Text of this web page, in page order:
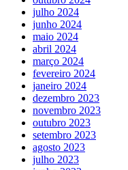
julho 2024
junho 2024
maio 2024
abril 2024
março 2024
fevereiro 2024
janeiro 2024
dezembro 2023
novembro 2023
outubro 2023
setembro 2023
agosto 2023
julho 2023